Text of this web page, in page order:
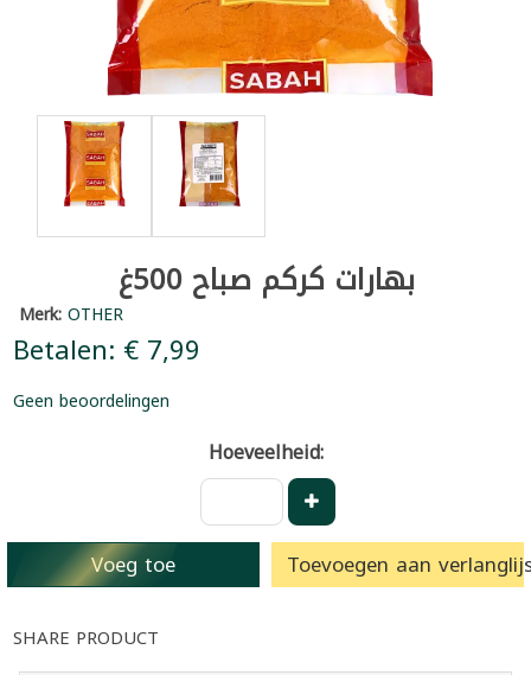
بهارات كركم صباح 500غ
Merk:OTHER
Betalen: € 7,99
Geen beoordelingen
Hoeveelheid:
Voeg toe Toevoegen aan
SHARE PRODUCT